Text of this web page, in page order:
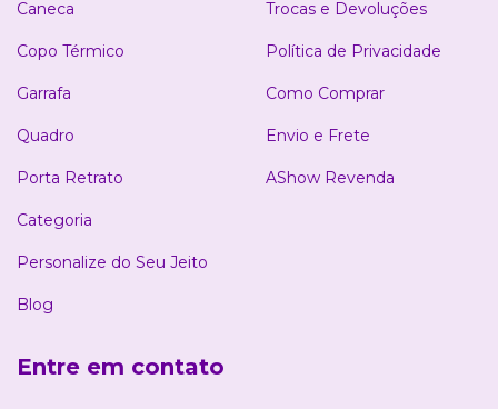
Caneca
Copo Térmico
Garrafa
Quadro
Porta Retrato
Categoria
Personalize do Seu Jeito
Blog
Trocas e Devoluções
Política de Privacidade
Como Comprar
Envio e Frete
AShow Revenda
Entre em contato